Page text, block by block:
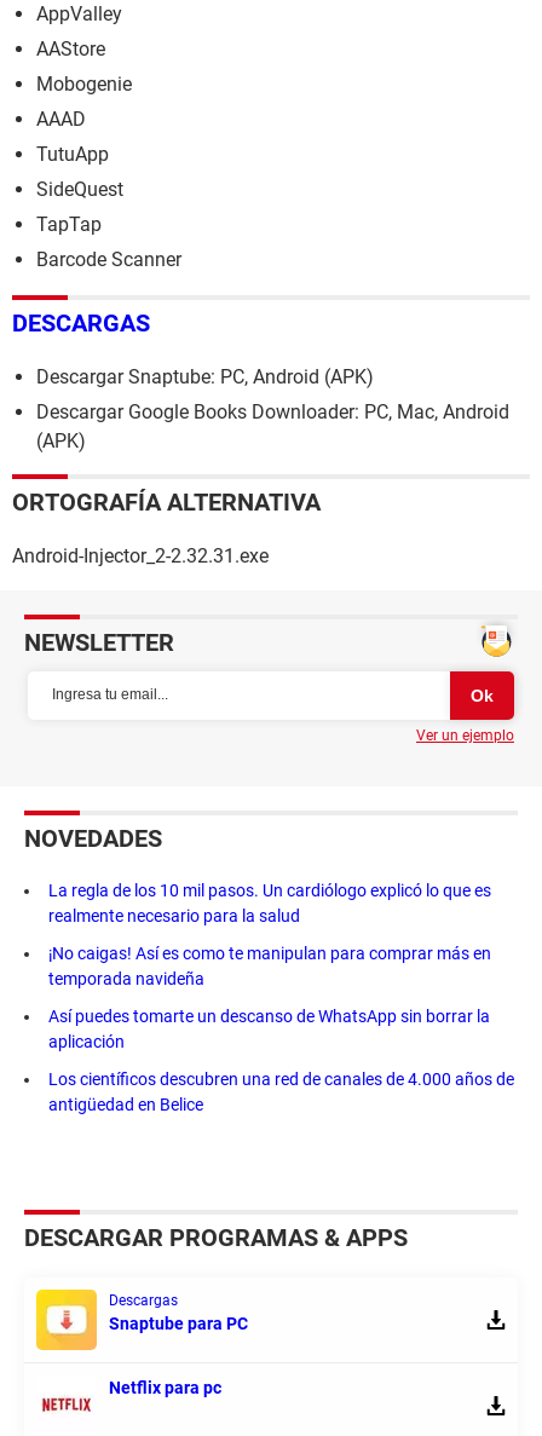
AppValley
AAStore
Mobogenie
AAAD
TutuApp
SideQuest
TapTap
Barcode Scanner
DESCARGAS
Descargar Snaptube: PC, Android (APK)
Descargar Google Books Downloader: PC, Mac, Android
(APK)
ORTOGRAFÍA ALTERNATIVA
Android-Injector_2-2.32.31.exe
NEWSLETTER
Ver un ejemplo
NOVEDADES
La regla de los 10 mil pasos. Un cardiólogo explicó lo que es
realmente necesario para la salud
¡No caigas! Así es como te manipulan para comprar más en
temporada navideña
Así puedes tomarte un descanso de WhatsApp sin borrar la
aplicación
Los científicos descubren una red de canales de 4.000 años de
antigüedad en Belice
DESCARGAR PROGRAMAS & APPS
Descargas
Snaptube para PC
Netflix para pc